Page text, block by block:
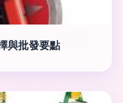
與批發要點